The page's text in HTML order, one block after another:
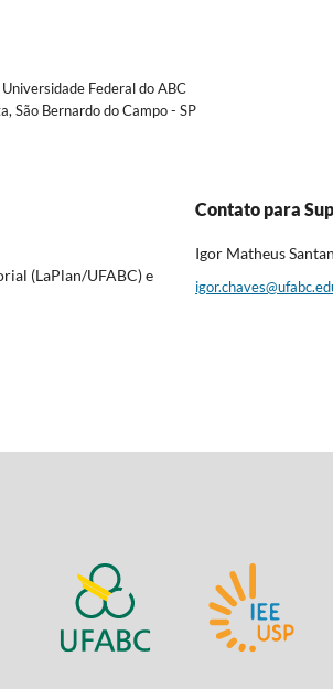
Federal do ABC
São Bernardo do Campo - SP
(LaPlan/UFABC) e
Contato para
Igor Matheus